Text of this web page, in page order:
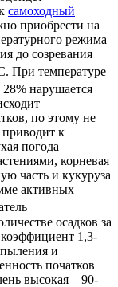
самоходный
приобрести на
режима
до созревания
При температуре
нарушается
по этому не
приводит к
погода
корневая
часть и кукуруза
активных
осадков за
1,3-
и
початков
высокая – 90-